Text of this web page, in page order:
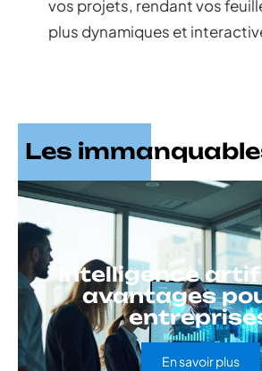
vos projets, rendant vos
plus dynamiques et
Les
Intelligence
avantages
En savoir plus